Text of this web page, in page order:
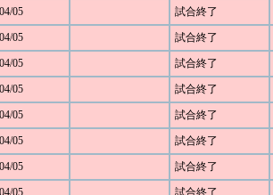
05 試合終了
05 試合終了
05 試合終了
05 試合終了
05 試合終了
05 試合終了
05 試合終了
05 試合終了